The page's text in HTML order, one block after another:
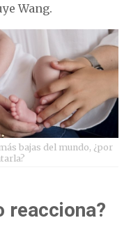
Wang.
bajas del mundo, ¿por
reacciona?